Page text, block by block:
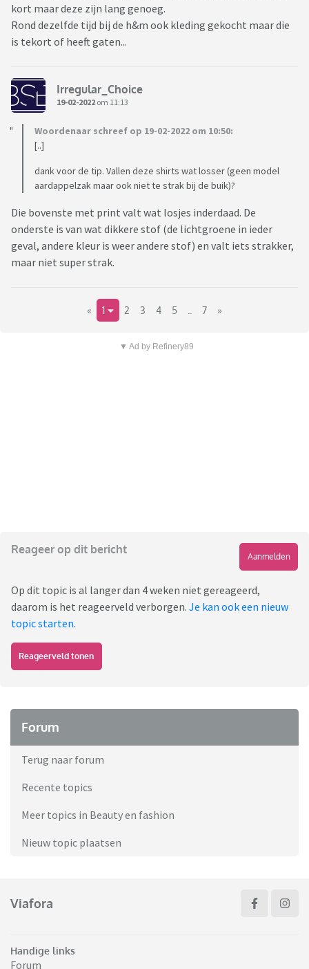
kort maar deze zijn lang genoeg.
Rond dezelfde tijd bij de h&m ook kleding gekocht maar die
is tekort of heeft gaten...
Irregular_Choice
19-02-2022 om 11:13
Woordenaar schreef op 19-02-2022 om 10:50:
[..]
dank voor de tip. Vallen deze shirts wat losser (geen model
aardappelzak maar ook niet te strak bij de buik)?
Die bovenste met print valt wat losjes inderdaad. De
onderste is van wat dikkere stof (de lichtgroene in ieder
geval, andere kleur is weer andere stof) en valt iets strakker,
maar niet super strak.
« 1 2 3 4 5 7 »
▼ Ad by Refinery89
Reageer op dit bericht
Aanmelden
Op dit topic is al langer dan 4 weken niet gereageerd,
daarom is het reageerveld verborgen. Je kan ook een nieuw
topic starten.
Reageerveld tonen
Forum
Terug naar forum
Recente topics
Meer topics in Beauty en fashion
Nieuw topic plaatsen
Viafora
Handige links
Forum